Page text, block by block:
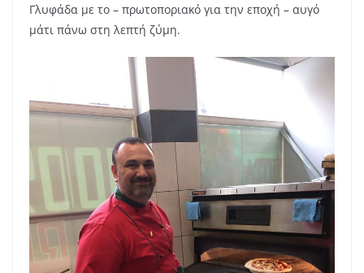
Γλυφάδα με το – πρωτοποριακό για την εποχή – αυγό
μάτι πάνω στη λεπτή ζύμη.